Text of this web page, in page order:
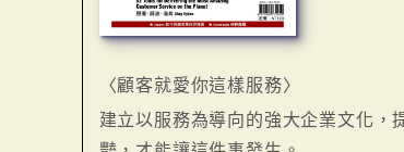
〈顧客就愛你這樣服務〉
建立以服務為導向的強大企業文化，